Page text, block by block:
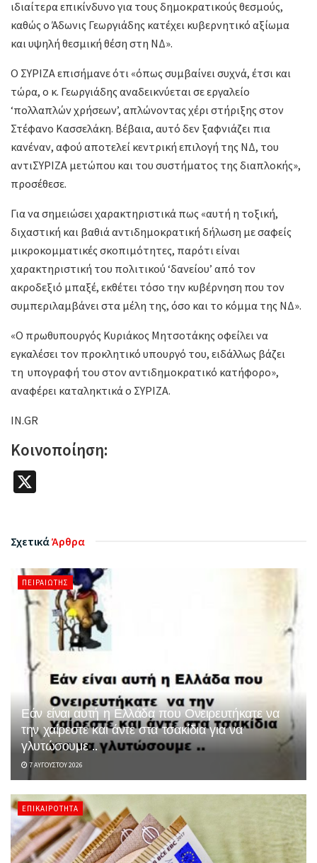
ιδιαίτερα επικίνδυνο για τους δημοκρατικούς θεσμούς,
καθώς ο Άδωνις Γεωργιάδης κατέχει κυβερνητικό αξίωμα
και υψηλή θεσμική θέση στη ΝΔ».
Ο ΣΥΡΙΖΑ επισήμανε ότι «όπως συμβαίνει συχνά, έτσι και
τώρα, ο κ. Γεωργιάδης αναδεικνύεται σε εργαλείο
‘πολλαπλών χρήσεων’, απλώνοντας χέρι στήριξης στον
Στέφανο Κασσελάκη. Βέβαια, αυτό δεν ξαφνιάζει πια
κανέναν, αφού αποτελεί κεντρική επιλογή της ΝΔ, του
αντιΣΥΡΙΖΑ μετώπου και του συστήματος της διαπλοκής»,
προσέθεσε.
Για να σημειώσει χαρακτηριστικά πως «αυτή η τοξική,
διχαστική και βαθιά αντιδημοκρατική δήλωση με σαφείς
μικροκομματικές σκοπιμότητες, παρότι είναι
χαρακτηριστική του πολιτικού ‘δανείου’ από τον
ακροδεξιό μπαξέ, εκθέτει τόσο την κυβέρνηση που τον
συμπεριλαμβάνει στα μέλη της, όσο και το κόμμα της ΝΔ».
«Ο πρωθυπουργός Κυριάκος Μητσοτάκης οφείλει να
εγκαλέσει τον προκλητικό υπουργό του, ειδάλλως βάζει
τη υπογραφή του στον αντιδημοκρατικό κατήφορο»,
αναφέρει καταληκτικά ο ΣΥΡΙΖΑ.
IN.GR
Κοινοποίηση:
ΣχετικάΆρθρα
ΠΕΙΡΑΙΏΤΗΣ
Εάν είναι αυτή η Ελλάδα που Ονειρευτήκατε να
την χαίρεστε και άντε στα τσακίδια για να
γλυτώσουμε ..
7 ΑΥΓΟΎΣΤΟΥ 2026
ΕΠΙΚΑΙΡΌΤΗΤΑ